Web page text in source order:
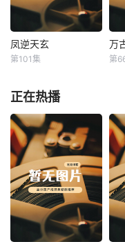
凤逆天玄
凤逆天玄
第101集
万
第
正在热播